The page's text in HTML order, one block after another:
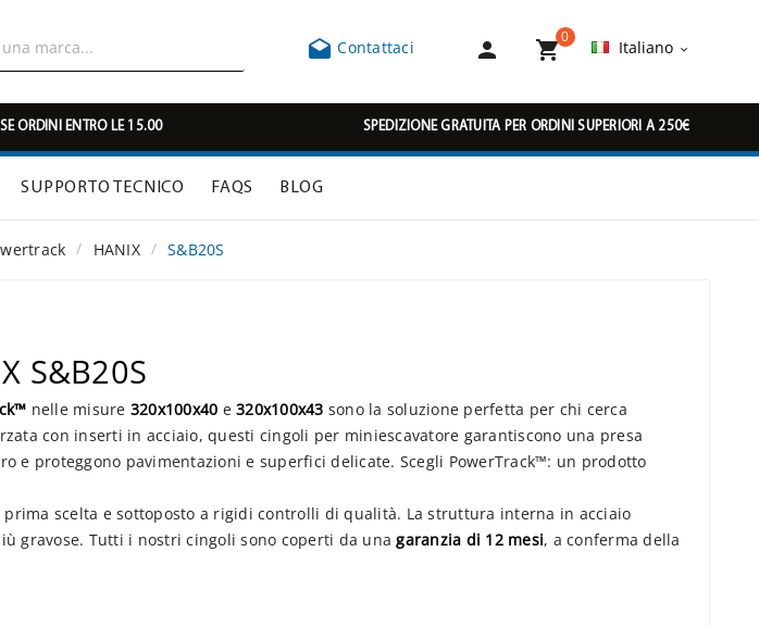
 Contattaci  
0
Italiano 
ORDINI ENTRO LE 15.00 SPEDIZIONE GRATUITA PER ORDINI SUPERIORI A 250€
SUPPORTO TECNICO FAQS BLOG
HANIX S&B20S
S&B20S
nelle misure 320x100x40 e 320x100x43 sono la soluzione perfetta per chi cerca
con inserti in acciaio, questi cingoli per miniescavatore garantiscono una presa
proteggono pavimentazioni e superfici delicate. Scegli PowerTrack™: un prodotto
scelta e sottoposto a rigidi controlli di qualità. La struttura interna in acciaio
gravose. Tutti i nostri cingoli sono coperti da unagaranzia di 12 mesi, a conferma della